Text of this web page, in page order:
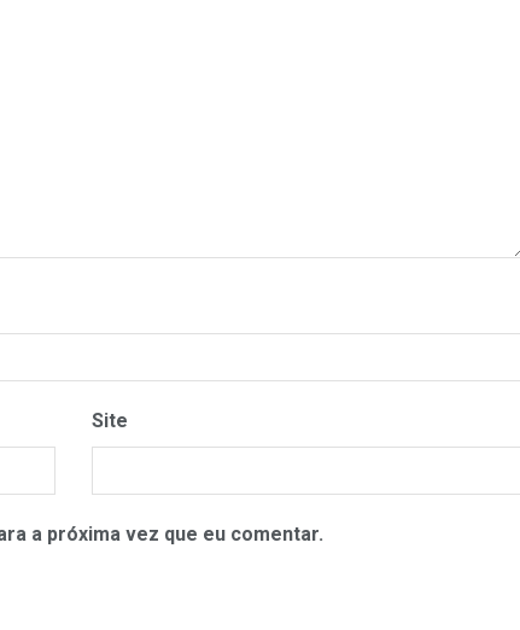
Site
a próxima vez que eu comentar.